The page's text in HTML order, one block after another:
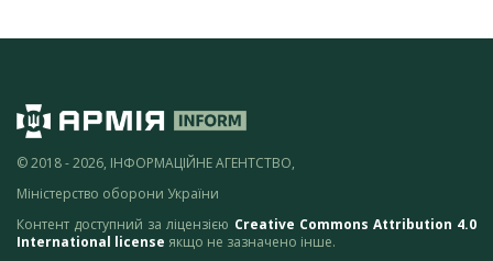
© 2018 - 2026, ІНФОРМАЦІЙНЕ АГЕНТСТВО,
Міністерство оборони України
Контент доступний за ліцензією Creative Commons Attribution 4.0
International license якщо не зазначено інше.